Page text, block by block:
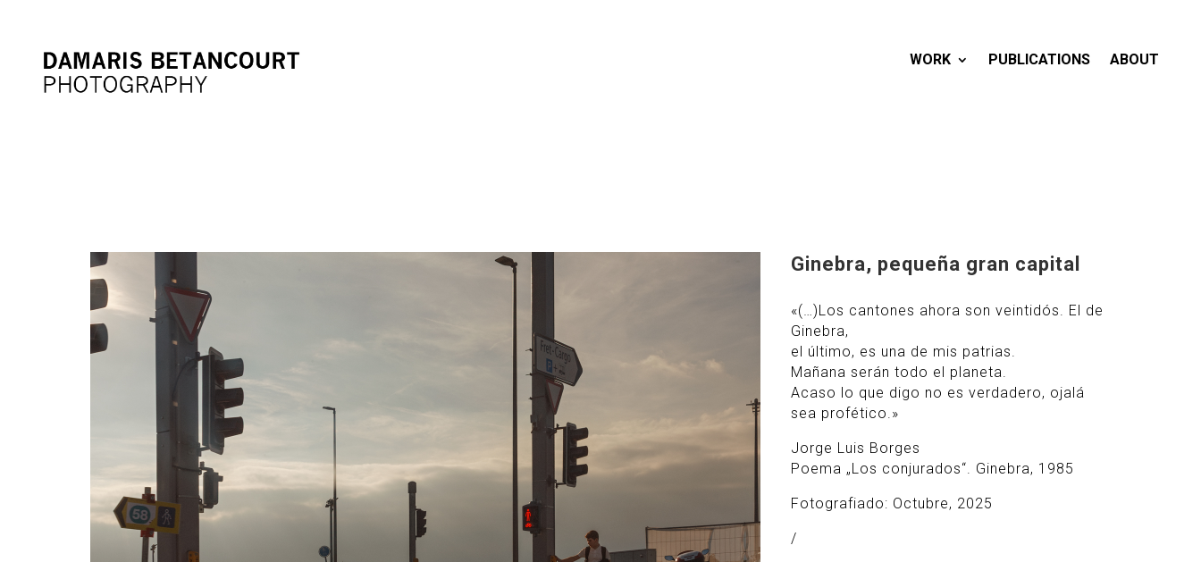
WORK PUBLICATIONS ABOUT
Ginebra, pequeña gran capital
«(…)Los cantones ahora son veintidós. El de
Ginebra,
el último, es una de mis patrias.
Mañana serán todo el planeta.
Acaso lo que digo no es verdadero, ojalá
sea profético.»
Jorge Luis Borges
Poema „Los conjurados“. Ginebra, 1985
Fotografiado: Octubre, 2025
/